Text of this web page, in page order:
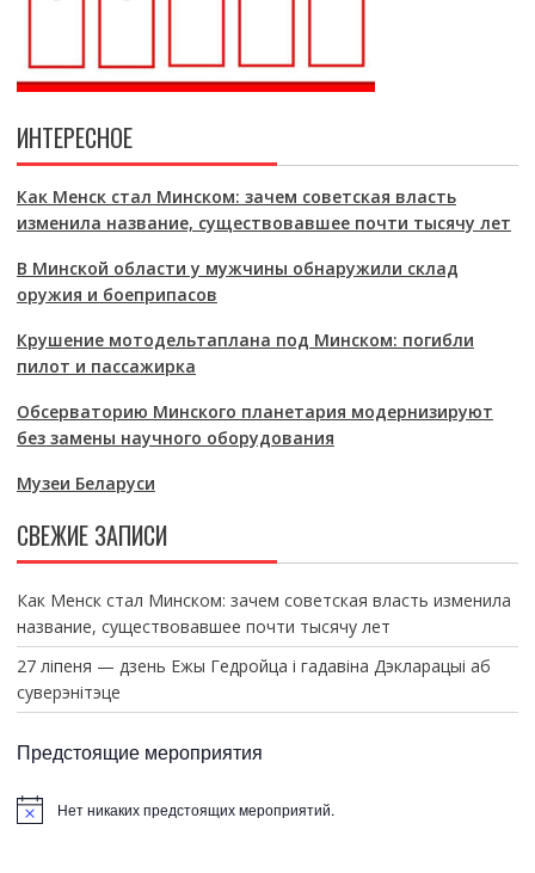
ИНТЕРЕСНОЕ
Как Менск стал Минском: зачем советская власть
изменила название, существовавшее почти тысячу лет
В Минской области у мужчины обнаружили склад
оружия и боеприпасов
Крушение мотодельтаплана под Минском: погибли
пилот и пассажирка
Обсерваторию Минского планетария модернизируют
без замены научного оборудования
Музеи Беларуси
СВЕЖИЕ ЗАПИСИ
Как Менск стал Минском: зачем советская власть изменила
название, существовавшее почти тысячу лет
27 ліпеня — дзень Ежы Гедройца і гадавіна Дэкларацыі аб
суверэнітэце
Предстоящие мероприятия
Нет никаких предстоящих мероприятий.